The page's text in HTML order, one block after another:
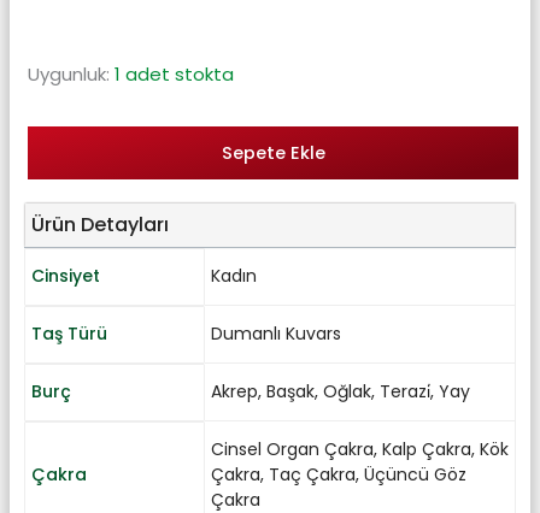
Uygunluk: 1 adet stokta
Sepete Ekle
Ürün Detayları
Cinsiyet Kadın
Taş Türü Dumanlı Kuvars
Burç Akrep, Başak, Oğlak, Terazi̇, Yay
Çakra
Cinsel Organ Çakra, Kalp Çakra, Kök
Çakra, Taç Çakra, Üçüncü Göz
Çakra